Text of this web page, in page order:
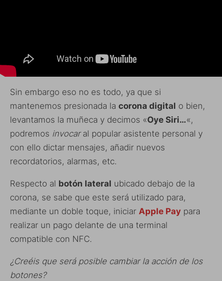
Sin embargo eso no es todo, ya que si
mantenemos presionada la corona digital o bien,
levantamos la muñeca y decimos «Oye Siri…«,
podremos invocaral popular asistente personal y
con ello dictar mensajes, añadir nuevos
recordatorios, alarmas, etc.
Respecto al botón lateral ubicado debajo de la
corona, se sabe que este será utilizado para,
mediante un doble toque, iniciar Apple Pay para
realizar un pago delante de una terminal
compatible con NFC.
¿Creéis que será posible cambiar la acción de los
botones?